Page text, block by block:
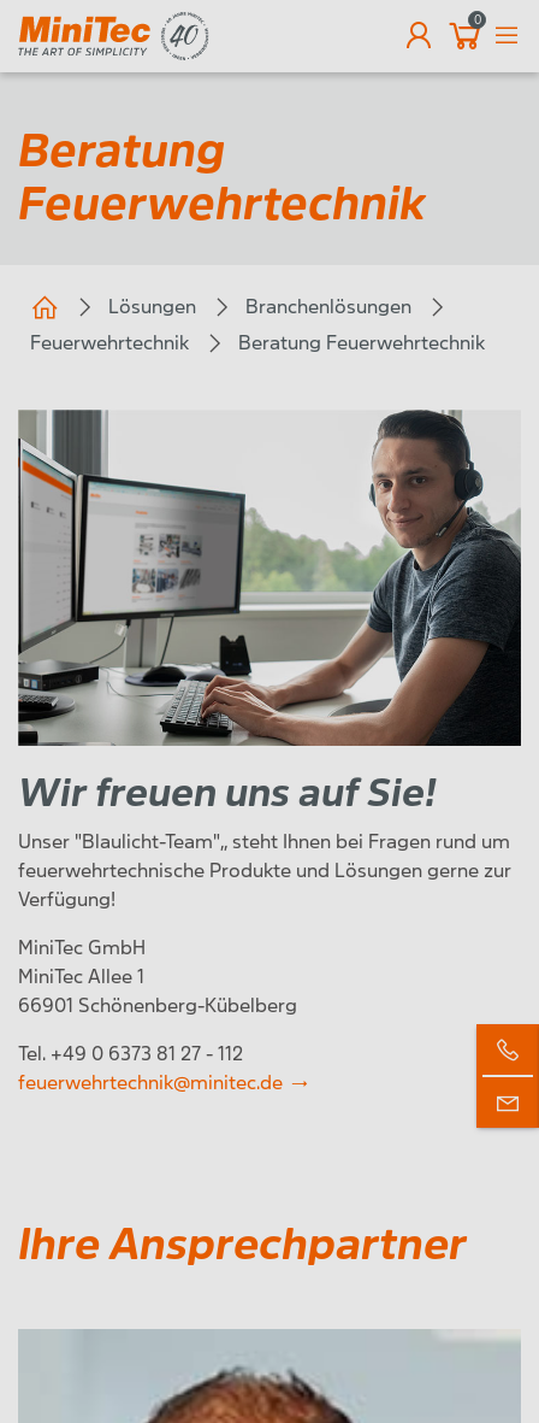
0
Beratung
Feuerwehrtechnik
Lösungen
Branchenlösungen
Feuerwehrtechnik
Beratung Feuerwehrtechnik
Wir freuen uns auf Sie!
Unser "Blaulicht-Team",, steht Ihnen bei Fragen rund um
feuerwehrtechnische Produkte und Lösungen gerne zur
Verfügung!
MiniTec GmbH
MiniTec Allee 1
66901 Schönenberg-Kübelberg
Tel. +49 0 6373 81 27 - 112
feuerwehrtechnik@minitec.de
Ihre Ansprechpartner